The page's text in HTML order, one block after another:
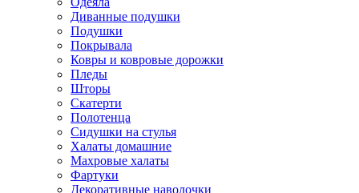
Диванные подушки
Подушки
Покрывала
Ковры и ковровые дорожки
Пледы
Шторы
Скатерти
Полотенца
Сидушки на стулья
Халаты домашние
Махровые халаты
Фартуки
Декоративные наволочки